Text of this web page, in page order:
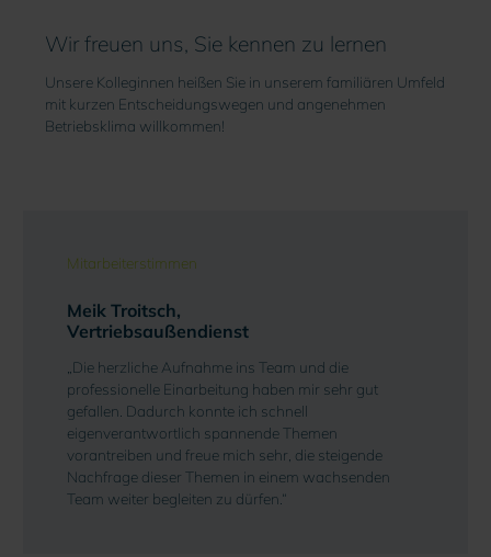
Wir freuen uns, Sie kennen zu lernen
Unsere Kolleginnen heißen Sie in unserem familiären Umfeld
mit kurzen Entscheidungswegen und angenehmen
Betriebsklima willkommen!
Mitarbeiterstimmen
Meik Troitsch,
Vertriebsaußendienst
„Die herzliche Aufnahme ins Team und die
professionelle Einarbeitung haben mir sehr gut
gefallen. Dadurch konnte ich schnell
eigenverantwortlich spannende Themen
vorantreiben und freue mich sehr, die steigende
Nachfrage dieser Themen in einem wachsenden
Team weiter begleiten zu dürfen.“